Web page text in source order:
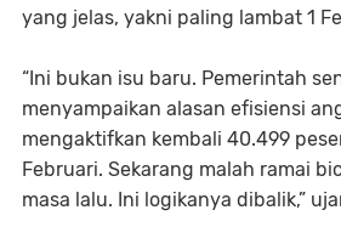
yang jelas, yakni paling lambat 1
“Ini bukan isu baru. Pemerintah
menyampaikan alasan efisiensi
mengaktifkan kembali 40.499
Februari. Sekarang malah ramai
masa lalu. Ini logikanya dibalik,”